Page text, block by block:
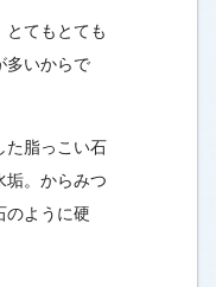
とてもとても
多いからで
た脂っこい石
垢。からみつ
のように硬